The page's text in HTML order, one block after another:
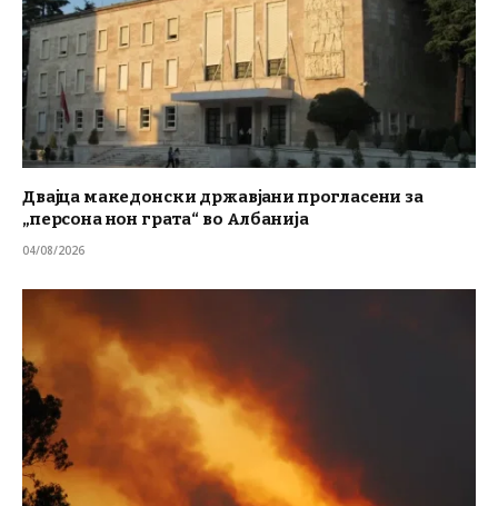
Двајца македонски државјани прогласени за
„персона нон грата“ во Албанија
04/08/2026